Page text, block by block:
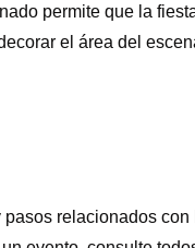
permite que la
el área del
relacionados